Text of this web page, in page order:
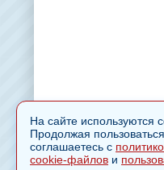
На сайте используются
Продолжая
соглашаетесь с
cookie-файлов и